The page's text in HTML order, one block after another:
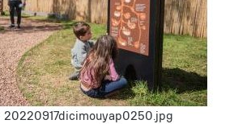
20220917dicimouyap0250.jpg